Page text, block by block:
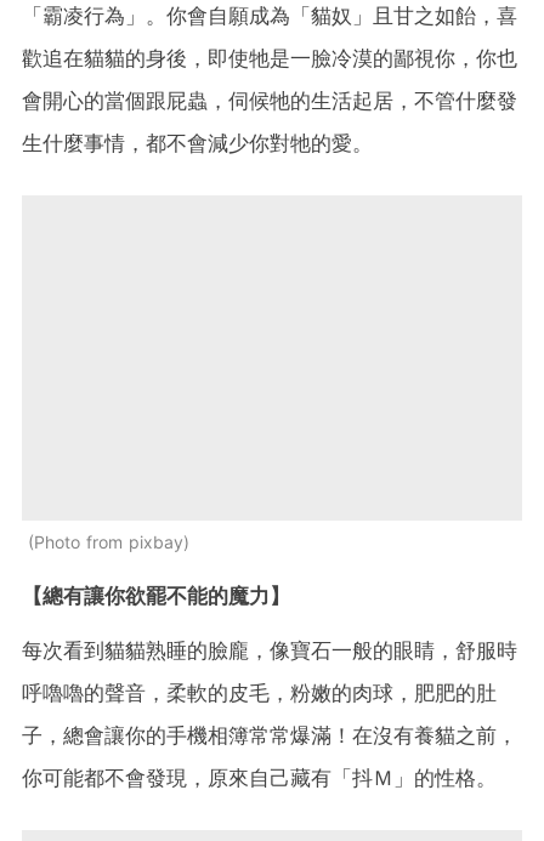
「霸凌行為」。你會自願成為「貓奴」且甘之如飴，喜
歡追在貓貓的身後，即使牠是一臉冷漠的鄙視你，你也
會開心的當個跟屁蟲，伺候牠的生活起居，不管什麼發
生什麼事情，都不會減少你對牠的愛。
Photo from pixbay
【總有讓你欲罷不能的魔力】
每次看到貓貓熟睡的臉龐，像寶石一般的眼睛，舒服時
呼嚕嚕的聲音，柔軟的皮毛，粉嫩的肉球，肥肥的肚
子，總會讓你的手機相簿常常爆滿！在沒有養貓之前，
你可能都不會發現，原來自己藏有「抖Ｍ」的性格。